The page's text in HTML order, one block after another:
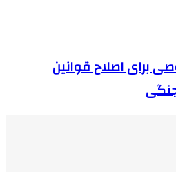
برای اصلاح قوانین